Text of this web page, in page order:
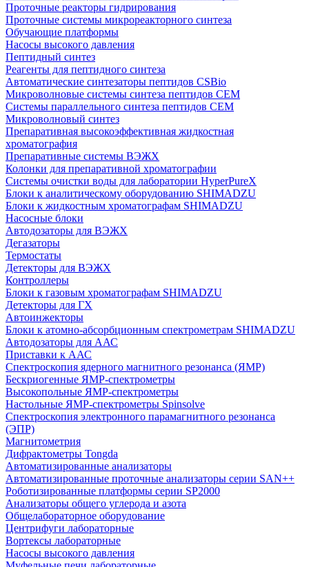
Проточные реакторы гидрирования
Проточные системы микрореакторного синтеза
Обучающие платформы
Насосы высокого давления
Пептидный синтез
Реагенты для пептидного синтеза
Автоматические синтезаторы пептидов CSBio
Микроволновые системы синтеза пептидов CEM
Системы параллельного синтеза пептидов CEM
Микроволновый синтез
Препаративная высокоэффективная жидкостная
хроматография
Препаративные системы ВЭЖХ
Колонки для препаративной хроматографии
Системы очистки воды для лаборатории HyperPureX
Блоки к аналитическому оборудованию SHIMADZU
Блоки к жидкостным хроматографам SHIMADZU
Насосные блоки
Автодозаторы для ВЭЖХ
Дегазаторы
Термостаты
Детекторы для ВЭЖХ
Контроллеры
Блоки к газовым хроматографам SHIMADZU
Детекторы для ГХ
Автоинжекторы
Блоки к атомно-абсорбционным спектрометрам SHIMADZU
Автодозаторы для ААС
Приставки к ААС
Спектроскопия ядерного магнитного резонанса (ЯМР)
Бескриогенные ЯМР‑спектрометры
Высокопольные ЯМР‑спектрометры
Настольные ЯМР‑спектрометры Spinsolve
Спектроскопия электронного парамагнитного резонанса
(ЭПР)
Магнитометрия
Дифрактометры Tongda
Автоматизированные анализаторы
Автоматизированные проточные анализаторы серии SAN++
Роботизированные платформы серии SP2000
Анализаторы общего углерода и азота
Общелабораторное оборудование
Центрифуги лабораторные
Вортексы лабораторные
Насосы высокого давления